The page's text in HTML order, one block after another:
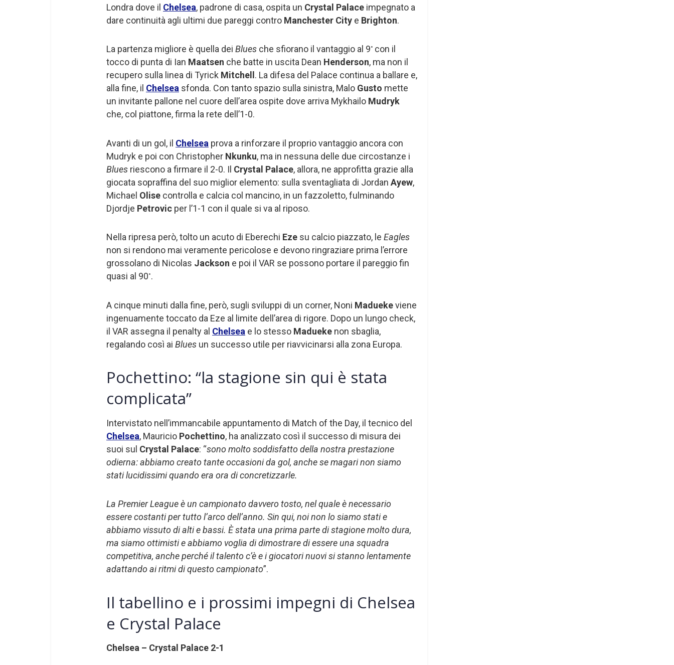
Londra dove il Chelsea, padrone di casa, ospita un Crystal Palace impegnato a
dare continuità agli ultimi due pareggi contro Manchester City e Brighton.
La partenza migliore è quella dei Blues che sfiorano il vantaggio al 9° con il
tocco di punta di Ian Maatsen che batte in uscita Dean Henderson, ma non il
recupero sulla linea di Tyrick Mitchell . La difesa del Palace continua a ballare e,
alla fine, il Chelsea sfonda. Con tanto spazio sulla sinistra, Malo Gusto mette
un invitante pallone nel cuore dell’area ospite dove arriva Mykhailo Mudryk
che, col piattone, firma la rete dell’1-0.
Avanti di un gol, il Chelsea prova a rinforzare il proprio vantaggio ancora con
Mudryk e poi con Christopher Nkunku, ma in nessuna delle due circostanze i
Blues riescono a firmare il 2-0. Il Crystal Palace, allora, ne approfitta grazie alla
giocata sopraffina del suo miglior elemento: sulla sventagliata di Jordan Ayew,
Michael Olise controlla e calcia col mancino, in un fazzoletto, fulminando
Djordje Petrovic per l’1-1 con il quale si va al riposo.
Nella ripresa però, tolto un acuto di Eberechi Eze su calcio piazzato, le Eagles
non si rendono mai veramente pericolose e devono ringraziare prima l’errore
grossolano di Nicolas Jackson e poi il VAR se possono portare il pareggio fin
quasi al 90°.
A cinque minuti dalla fine, però, sugli sviluppi di un corner, Noni Maduekeviene
ingenuamente toccato da Eze al limite dell’area di rigore. Dopo un lungo check,
il VAR assegna il penalty al Chelsea e lo stesso Madueke non sbaglia,
regalando così ai Blues un successo utile per riavvicinarsi alla zona Europa.
Pochettino: “la stagione sin qui è stata
complicata”
Intervistato nell’immancabile appuntamento di Match of the Day, il tecnico del
Chelsea, Mauricio Pochettino, ha analizzato così il successo di misura dei
suoi sul Crystal Palace: “sono molto soddisfatto della nostra prestazione
odierna: abbiamo creato tante occasioni da gol, anche se magari non siamo
stati lucidissimi quando era ora di concretizzarle.
La Premier League è un campionato davvero tosto, nel quale è necessario
essere costanti per tutto l’arco dell’anno. Sin qui, noi non lo siamo stati e
abbiamo vissuto di alti e bassi. È stata una prima parte di stagione molto dura,
ma siamo ottimisti e abbiamo voglia di dimostrare di essere una squadra
competitiva, anche perché il talento c’è e i giocatori nuovi si stanno lentamente
adattando ai ritmi di questo campionato”.
Il tabellino e i prossimi impegni di Chelsea
e Crystal Palace
Chelsea – Crystal Palace 2-1